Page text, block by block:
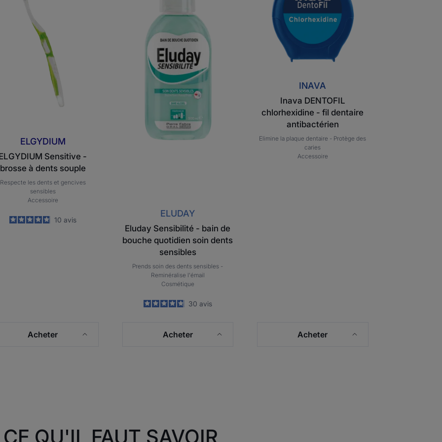
souple
ELGYDIUM
Sensitive -
brosse à dents souple
Respecte les dents et gencives
sensibles
Accessoire
4.9
/5
10 avis
Acheter
de
bouche
quotidien
soin
dents
sensibles
ELUDAY
Eluday Sensibilité - bain de
bouche quotidien soin dents
sensibles
Prends soin des dents sensibles -
Reminéralise l'émail
Cosmétique
4.8
/5
30 avis
Acheter
fil
dentaire
antibactérien
INAVA
Inava DENTOFIL
chlorhexidine - fil dentaire
antibactérien
Elimine la plaque dentaire - Protège des
caries
Accessoire
Acheter
CE QU'IL FAUT SAVOIR